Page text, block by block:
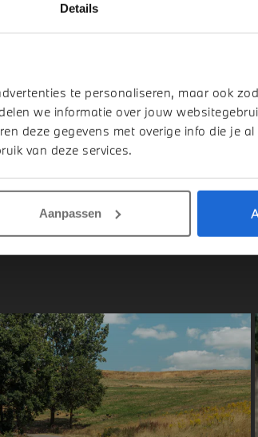
Details
te personaliseren, maar ook
we informatie over jouw
deze gegevens met overige info die je
van deze services.
Aanpassen
2026 Hybride
€ 75.669